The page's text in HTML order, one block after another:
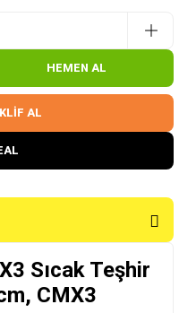
HEMEN AL
AL
Sıcak Teşhir
CMX3